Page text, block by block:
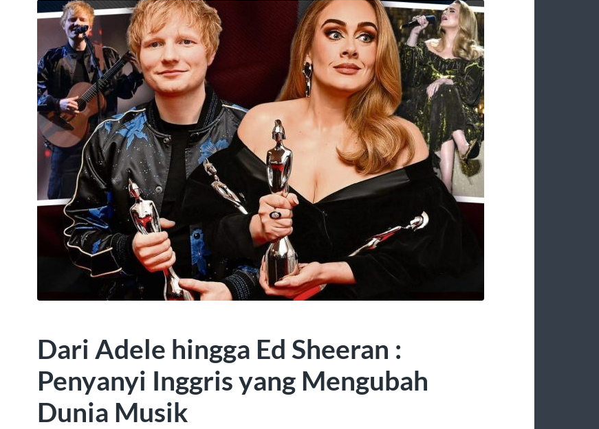
Dari Adele hingga Ed Sheeran :
Penyanyi Inggris yang Mengubah
Dunia Musik